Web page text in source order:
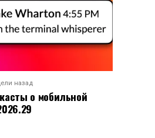
назад
о мобильной